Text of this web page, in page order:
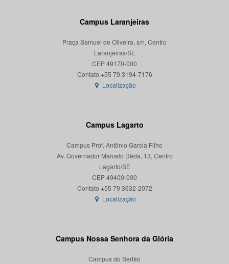
Campus Laranjeiras
Praça Samuel de Oliveira, s/n, Centro
Laranjeiras/SE
CEP 49170-000
Localização
Campus Lagarto
Campus Prof. Antônio Garcia Filho
Av. Governador Marcelo Déda, 13, Centro
Lagarto/SE
CEP 49400-000
Localização
Campus Nossa Senhora da Glória
Campus do Sertão